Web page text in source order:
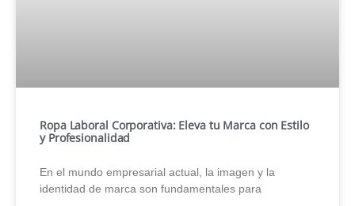
Ropa Laboral Corporativa: Eleva tu Marca con Estilo
y Profesionalidad
En el mundo empresarial actual, la imagen y la
identidad de marca son fundamentales para